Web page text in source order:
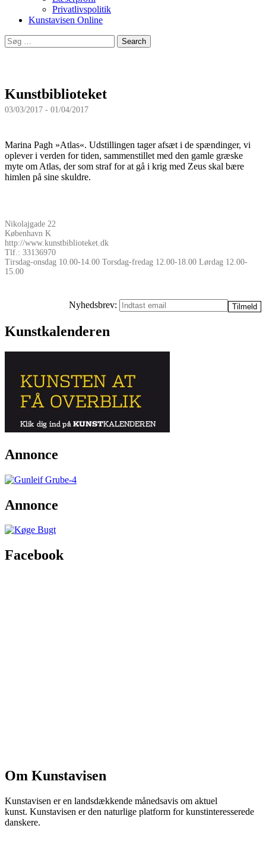
Privatlivspolitik
Kunstavisen Online
Search
for:
Kunstbiblioteket
03/03/2017 - 01/04/2017
Marina Pagh »Atlas«. Udstillingen tager afsæt i de spændinger, vi
oplever i verden for tiden, sammenstillet med den gamle græske
myte om Atlas, der som straf for at gå i krig med Zeus skal bære
himlen på sine skuldre.
Nikolajgade 22
København K
http://www.kunstbiblioteket.dk
Tlf.: 33136970
Tirsdag-onsdag 10.00-14.00 Torsdag-fredag 12.00-18.00 Lørdag 12.00-
15.00
Nyhedsbrev:
Kunstkalenderen
Annonce
Annonce
Facebook
Om Kunstavisen
Kunstavisen er en landsdækkende månedsavis om aktuel
kunst. Kunstavisen er den naturlige platform for kunstinteresserede
danskere.